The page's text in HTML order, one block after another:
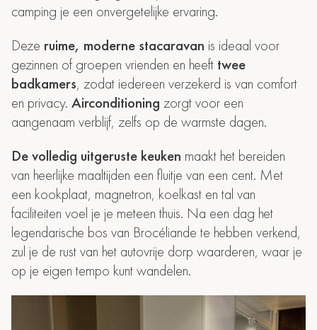
camping je een onvergetelijke ervaring.
Deze ruime, moderne stacaravan is ideaal voor
gezinnen of groepen vrienden en heeft twee
badkamers, zodat iedereen verzekerd is van comfort
en privacy. Airconditioning zorgt voor een
aangenaam verblijf, zelfs op de warmste dagen.
De volledig uitgeruste keuken maakt het bereiden
van heerlijke maaltijden een fluitje van een cent. Met
een kookplaat, magnetron, koelkast en tal van
faciliteiten voel je je meteen thuis. Na een dag het
legendarische bos van Brocéliande te hebben verkend,
zul je de rust van het autovrije dorp waarderen, waar je
op je eigen tempo kunt wandelen.